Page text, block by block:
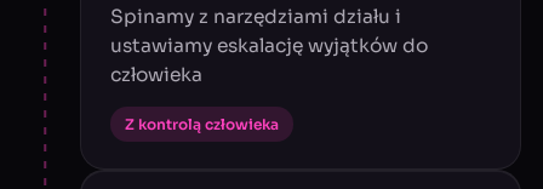
Spinamy z narzędziami działu i
ustawiamy eskalację wyjątków do
człowieka
Z kontrolą człowieka